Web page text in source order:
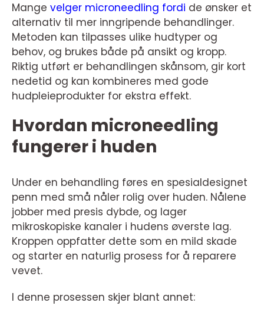
Mange velger microneedling fordi de ønsker et
alternativ til mer inngripende behandlinger.
Metoden kan tilpasses ulike hudtyper og
behov, og brukes både på ansikt og kropp.
Riktig utført er behandlingen skånsom, gir kort
nedetid og kan kombineres med gode
hudpleieprodukter for ekstra effekt.
Hvordan microneedling
fungerer i huden
Under en behandling føres en spesialdesignet
penn med små nåler rolig over huden. Nålene
jobber med presis dybde, og lager
mikroskopiske kanaler i hudens øverste lag.
Kroppen oppfatter dette som en mild skade
og starter en naturlig prosess for å reparere
vevet.
I denne prosessen skjer blant annet: